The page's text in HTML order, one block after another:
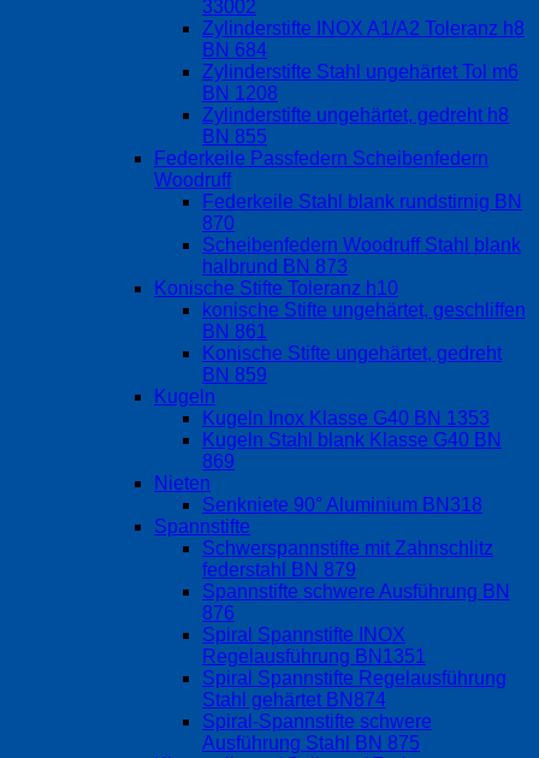
33002
Zylinderstifte INOX A1/A2 Toleranz h8
BN 684
Zylinderstifte Stahl ungehärtet Tol m6
BN 1208
Zylinderstifte ungehärtet, gedreht h8
BN 855
Federkeile Passfedern Scheibenfedern
Woodruff
Federkeile Stahl blank rundstirnig BN
870
Scheibenfedern Woodruff Stahl blank
halbrund BN 873
Konische Stifte Toleranz h10
konische Stifte ungehärtet, geschliffen
BN 861
Konische Stifte ungehärtet, gedreht
BN 859
Kugeln
Kugeln Inox Klasse G40 BN 1353
Kugeln Stahl blank Klasse G40 BN
869
Nieten
Senkniete 90° Aluminium BN318
Spannstifte
Schwerspannstifte mit Zahnschlitz
federstahl BN 879
Spannstifte schwere Ausführung BN
876
Spiral Spannstifte INOX
Regelausführung BN1351
Spiral Spannstifte Regelausführung
Stahl gehärtet BN874
Spiral-Spannstifte schwere
Ausführung Stahl BN 875